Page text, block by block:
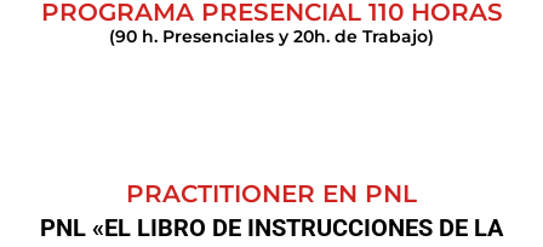
PROGRAMA PRESENCIAL 110 HORAS
(90 h. Presenciales y 20h. de Trabajo)
PRACTITIONER EN PNL
PNL «EL LIBRO DE INSTRUCCIONES DE LA